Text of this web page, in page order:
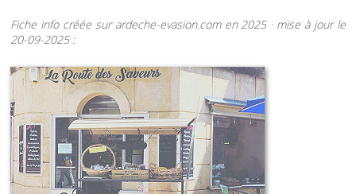
Fiche info créée sur ardeche-evasion.com en 2025 · mise à jour le
20-09-2025 :